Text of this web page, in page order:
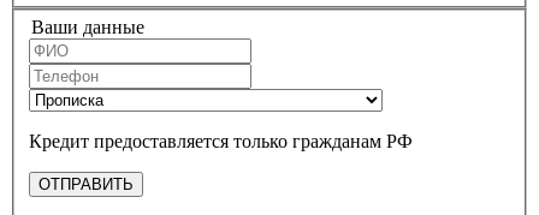
Ваши данные
Кредит предоставляется только гражданам РФ
ОТПРАВИТЬ